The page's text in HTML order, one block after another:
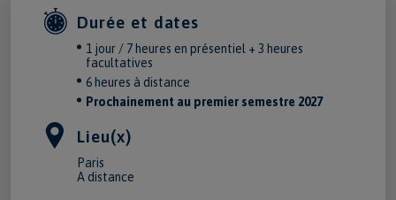
Durée et dates
1 jour / 7 heures en présentiel + 3 heures
facultatives
6 heures à distance
Prochainement au premier semestre 2027
Lieu(x)
Paris
A distance